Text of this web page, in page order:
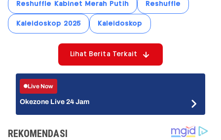
Reshuffle Kabinet Merah Putih Reshuffle
Kaleidoskop 2025 Kaleidoskop
Lihat Berita Terkait
Live Now
Okezone Live 24 Jam